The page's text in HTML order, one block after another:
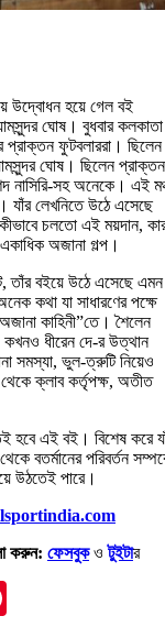
উদ্বোধন হয়ে গেল বই
ঘোষ। বুধবার কলকাতা
ফুটবলাররা। ছিলেন
ঘোষ। ছিলেন প্রাক্তন
নাসিরি-সহ অনেকে। এই
যাঁর লেখনিতে উঠে এসেছে
চলতো এই ময়দান,
অজানা গল্প।
তাঁর বইয়ে উঠে এসেছে এমন
কথা যা সাধারণের পক্ষে
কাহিনী”তে। শৈলেন
ধীরেন দে-র উত্থান
সমস্যা, ভুল-ত্রুটি নিয়েও
ক্লাব কর্তৃপক্ষ, অতীত
হবে এই বই। বিশেষ করে
বতর্মানের পরিবর্তন
উঠতেই পারে।
করুন: ফেসবুকওটুইটার